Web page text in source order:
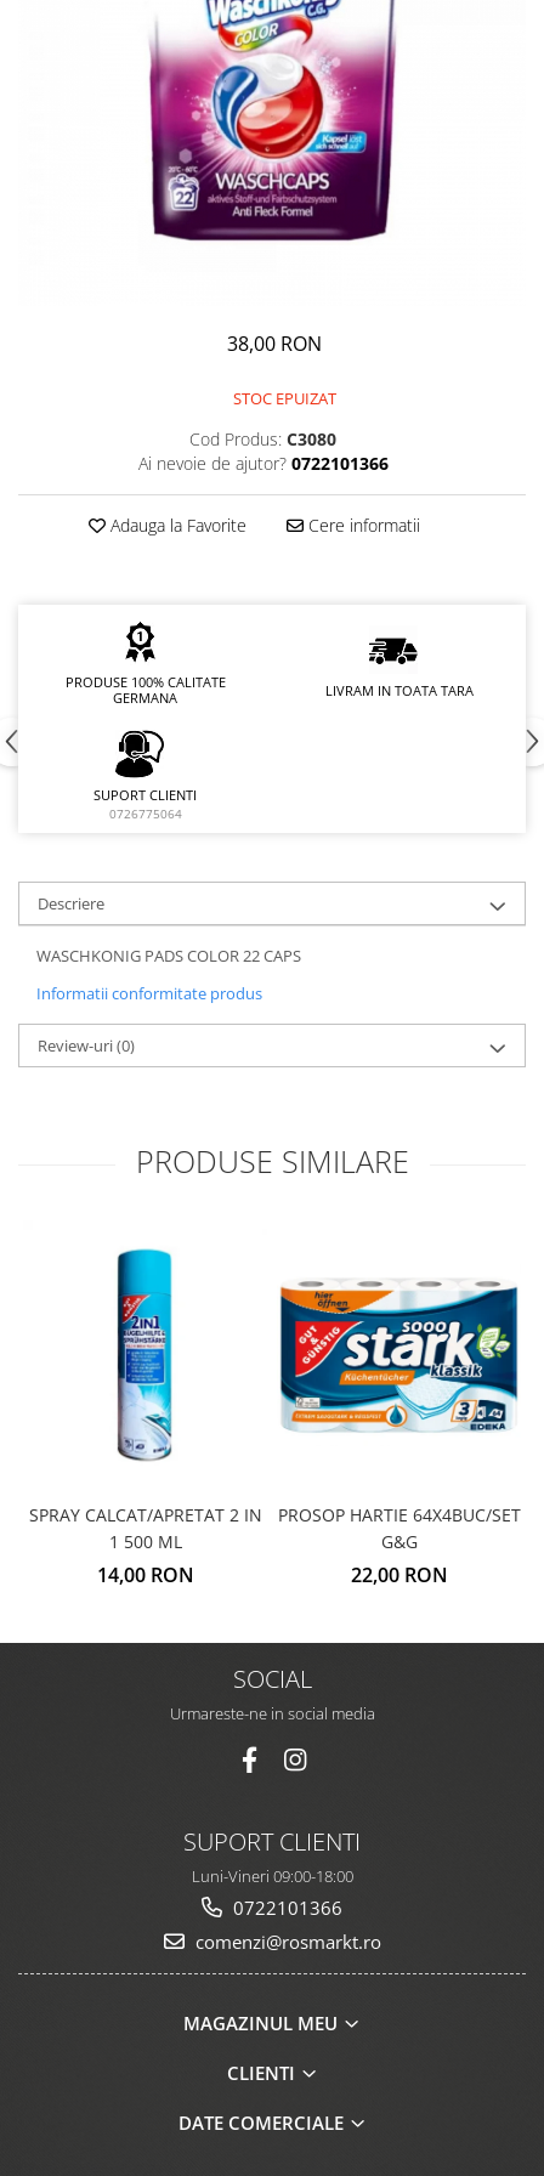
SEMIPREPARATE
VITAMINE / EFERVESCENTE
INĂLBITOR SI SOLUȚII PENTRU
INDEPĂRTAREA PETELOR
ODORIZANTE DE BAIE
ODORIZANTE DE CAMERĂ
PROSOAPE DE BUCĂTARIE / LAVETE
38,00 RON
STOC EPUIZAT
Cod Produs: C3080
Ai nevoie de ajutor? 0722101366
Adauga la Favorite Cere informatii
PRODUSE 100% CALITATE
GERMANA
LIVRAM IN TOATA TARA
SUPORT CLIENTI
0726775064
Descriere
WASCHKONIG PADS COLOR 22 CAPS
Informatii conformitate produs
Review-uri(0)
PRODUSE SIMILARE
SPRAY CALCAT/APRETAT 2 IN
1 500 ML
14,00 RON
PROSOP HARTIE 64X4BUC/SET
G&G
22,00 RON
SOCIAL
Urmareste-ne in social media
SUPORT CLIENTI
Luni-Vineri 09:00-18:00
0722101366
comenzi@rosmarkt.ro
MAGAZINUL MEU
CLIENTI
DATE COMERCIALE